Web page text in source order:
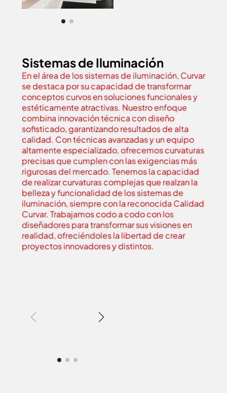
Sistemas de Iluminación
En el área de los sistemas de iluminación, Curvar
se destaca por su capacidad de transformar
conceptos curvos en soluciones funcionales y
estéticamente atractivas. Nuestro enfoque
combina innovación técnica con diseño
sofisticado, garantizando resultados de alta
calidad. Con técnicas avanzadas y un equipo
altamente especializado, ofrecemos curvaturas
precisas que cumplen con las exigencias más
rigurosas del mercado. Tenemos la capacidad
de realizar curvaturas complejas que realzan la
belleza y funcionalidad de los sistemas de
iluminación, siempre con la reconocida Calidad
Curvar. Trabajamos codo a codo con los
diseñadores para transformar sus visiones en
realidad, ofreciéndoles la libertad de crear
proyectos innovadores y distintos.